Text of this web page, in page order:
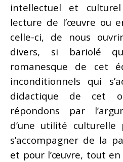
intellectuel et
lecture de l’œuvre ou
celle-ci, de nous
divers, si bariolé
romanesque de cet
inconditionnels qui
didactique de cet
répondons par
d’une utilité
s’accompagner de la
et pour l’œuvre, tout en